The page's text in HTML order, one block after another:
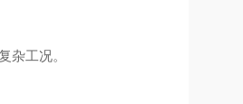
杂工况。